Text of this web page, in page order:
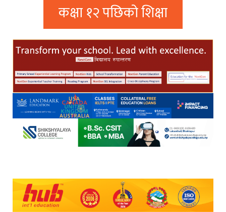
कक्षा १२ पछिको शिक्षा